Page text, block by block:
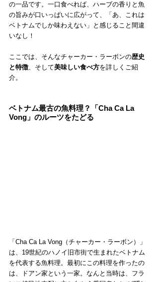
の一品です。一口食べれば、ハーブの香りと魚
の旨みが口いっぱいに広がって、「あ、これは
ベトナムでしか味わえない」と感じること間違
いなし！
ここでは、そんなチャーカー・ラーボンの歴史
と特徴、そして美味しい食べ方を詳しくご紹
介。
ベトナム最古の魚料理？「Cha Ca La
Vong」のルーツをたどる
「Cha Ca La Vong（チャーカー・ラーボン）」
は、19世紀のハノイ旧市街で生まれたベトナム
を代表する魚料理。最初にこの料理を作ったの
は、ドアン家という一家。なんと当時は、フラ